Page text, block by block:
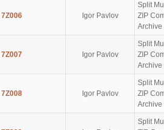
7Z006 Igor Pavlov
Split
ZIP
Archive
7Z007 Igor Pavlov
Split
ZIP
Archive
7Z008 Igor Pavlov
Split
ZIP
Archive
Split